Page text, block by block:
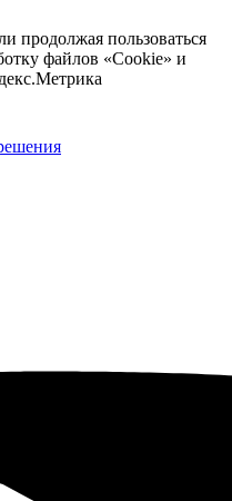
продолжая пользоваться
файлов «Cookie» и